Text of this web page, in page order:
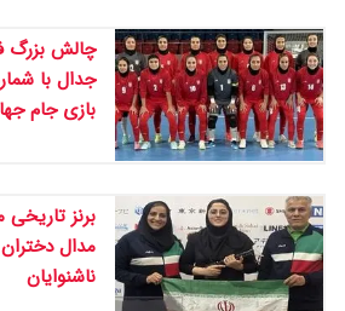
چالش بزرگ
جدال با
بازی جام
برنز
مدال
ناشنوایان